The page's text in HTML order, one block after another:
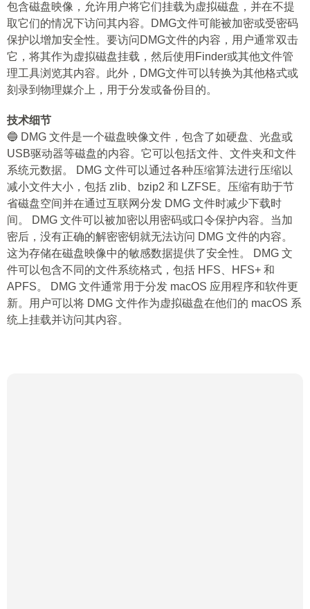
包含磁盘映像，允许用户将它们挂载为虚拟磁盘，并在不提
取它们的情况下访问其内容。DMG文件可能被加密或受密码
保护以增加安全性。要访问DMG文件的内容，用户通常双击
它，将其作为虚拟磁盘挂载，然后使用Finder或其他文件管
理工具浏览其内容。此外，DMG文件可以转换为其他格式或
刻录到物理媒介上，用于分发或备份目的。
技术细节
🔵 DMG 文件是一个磁盘映像文件，包含了如硬盘、光盘或
USB驱动器等磁盘的内容。它可以包括文件、文件夹和文件
系统元数据。 DMG 文件可以通过各种压缩算法进行压缩以
减小文件大小，包括 zlib、bzip2 和 LZFSE。压缩有助于节
省磁盘空间并在通过互联网分发 DMG 文件时减少下载时
间。 DMG 文件可以被加密以用密码或口令保护内容。当加
密后，没有正确的解密密钥就无法访问 DMG 文件的内容。
这为存储在磁盘映像中的敏感数据提供了安全性。 DMG 文
件可以包含不同的文件系统格式，包括 HFS、HFS+ 和
APFS。 DMG 文件通常用于分发 macOS 应用程序和软件更
新。用户可以将 DMG 文件作为虚拟磁盘在他们的 macOS 系
统上挂载并访问其内容。